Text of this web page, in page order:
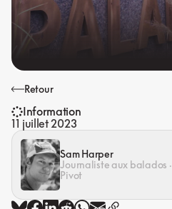
Retour
Information
11 juillet 2023
Sam Harper
Journaliste aux balados ·
Pivot